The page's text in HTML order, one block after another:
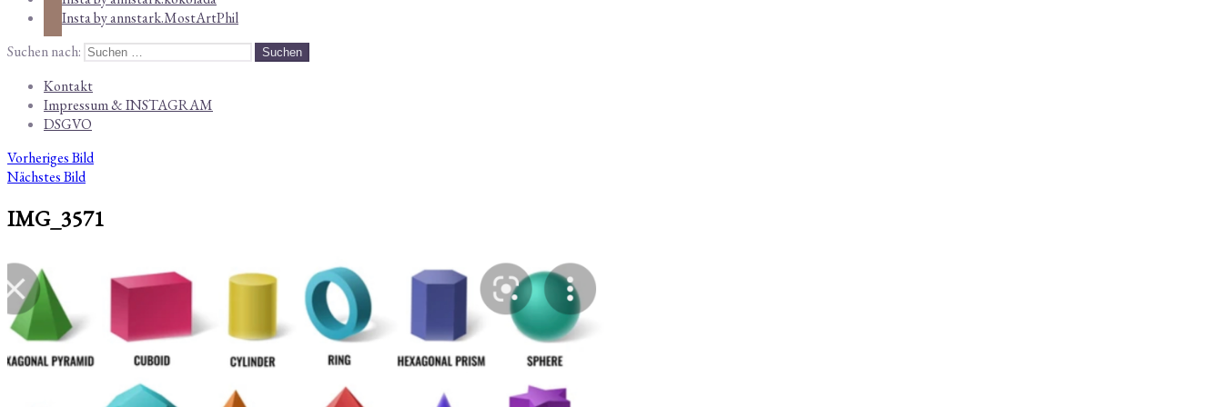
Insta by annstark.MostArtPhil
Suchen nach:
Kontakt
Impressum & INSTAGRAM
DSGVO
Vorheriges Bild
Nächstes Bild
IMG_3571